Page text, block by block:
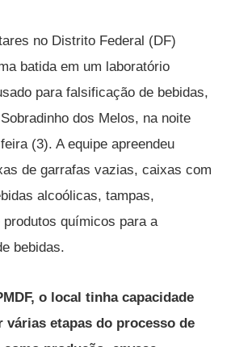
no Distrito Federal (DF)
batida em um laboratório
para falsificação de bebidas,
dos Melos, na noite
(3). A equipe apreendeu
de garrafas vazias, caixas com
alcoólicas, tampas,
produtos químicos para a
bebidas.
o local tinha capacidade
várias etapas do processo de